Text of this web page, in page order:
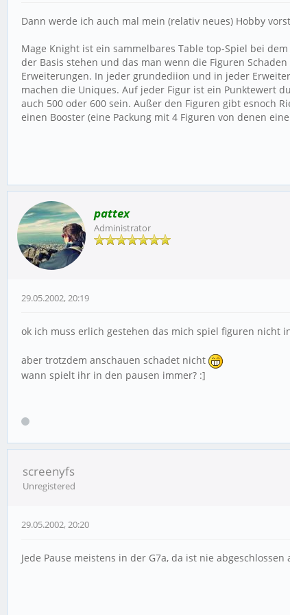
Dann werde ich auch mal mein (relativ neues) Hobby
Mage Knight ist ein sammelbares Table top-Spiel bei
der Basis stehen und das man wenn die Figuren
Erweiterungen. In jeder grundediion und in jeder
machen die Uniques. Auf jeder Figur ist ein Punktewert
auch 500 oder 600 sein. Außer den Figuren gibt esnoch
einen Booster (eine Packung mit 4 Figuren von denen
pattex
Administrator
29.05.2002, 20:19
ok ich muss erlich gestehen das mich spiel figuren nicht
aber trotzdem anschauen schadet nicht
wann spielt ihr in den pausen immer? :]
screenyfs
Unregistered
29.05.2002, 20:20
Jede Pause meistens in der G7a, da ist nie